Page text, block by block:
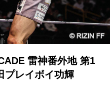
雷神番外地 第1
プレイボイ功輝